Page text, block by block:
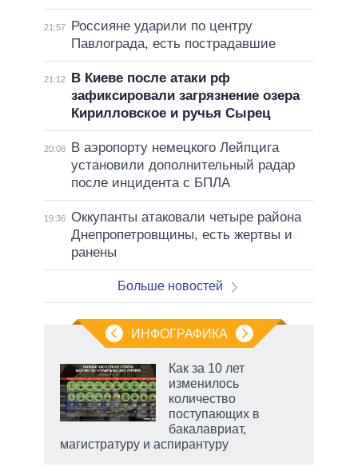
21:57
Россияне ударили по центру
Павлограда, есть пострадавшие
21:12
В Киеве после атаки рф
зафиксировали загрязнение озера
Кирилловское и ручья Сырец
20:08
В аэропорту немецкого Лейпцига
установили дополнительный радар
после инцидента с БПЛА
19:36 Оккупанты атаковали четыре района
Днепропетровщины, есть жертвы и
ранены
Больше новостей
ИНФОГРАФИКА
Как за 10 лет
изменилось
количество
поступающих в
бакалавриат,
магистратуру и аспирантуру